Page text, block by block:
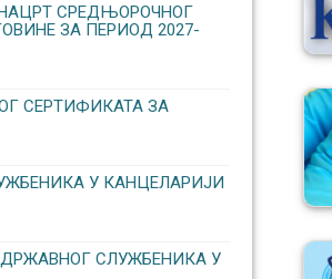
СРЕДЊОРОЧНОГ
ЗА ПЕРИОД 2027-
СЕРТИФИКАТА ЗА
У КАНЦЕЛАРИЈИ
СЛУЖБЕНИКА У